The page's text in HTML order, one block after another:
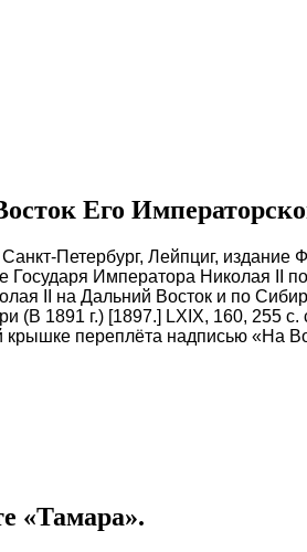
Его
Санкт-Петербург, Лейпциг,
Государя Императора Николая II
II на Дальний Восток и по
(В 1891 г.) [1897.] LXIX, 160, 255
переплёта надписью «На
«Тамара».